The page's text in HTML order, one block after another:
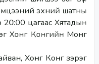
эхний шатны
20:00 цагаас Хятадын
Хонг Конгийн Монг
Хонг Конг зэрэг